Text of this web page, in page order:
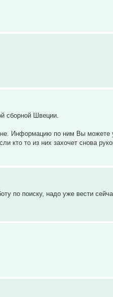
сборной Швеции.
Информацию по ним Вы можете
кто то из них захочет снова
по поиску, надо уже вести